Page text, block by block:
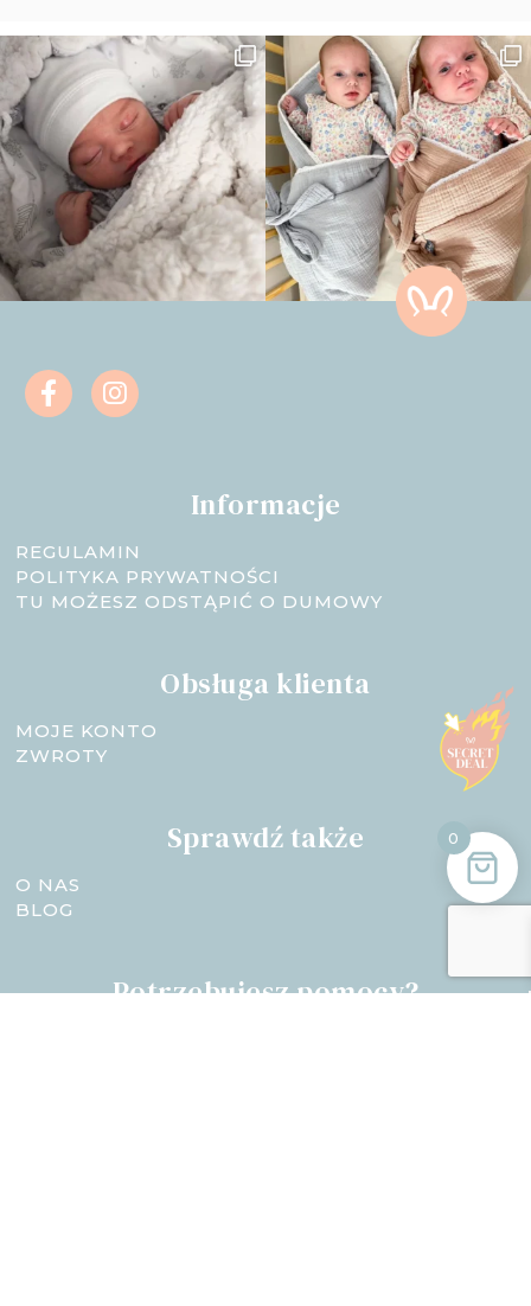
Informacje
REGULAMIN
POLITYKA PRYWATNOŚCI
TU MOŻESZ ODSTĄPIĆ O DUMOWY
Obsługa klienta
MOJE KONTO
ZWROTY
Sprawdź także
O NAS
BLOG
Potrzebujesz pomocy?
0